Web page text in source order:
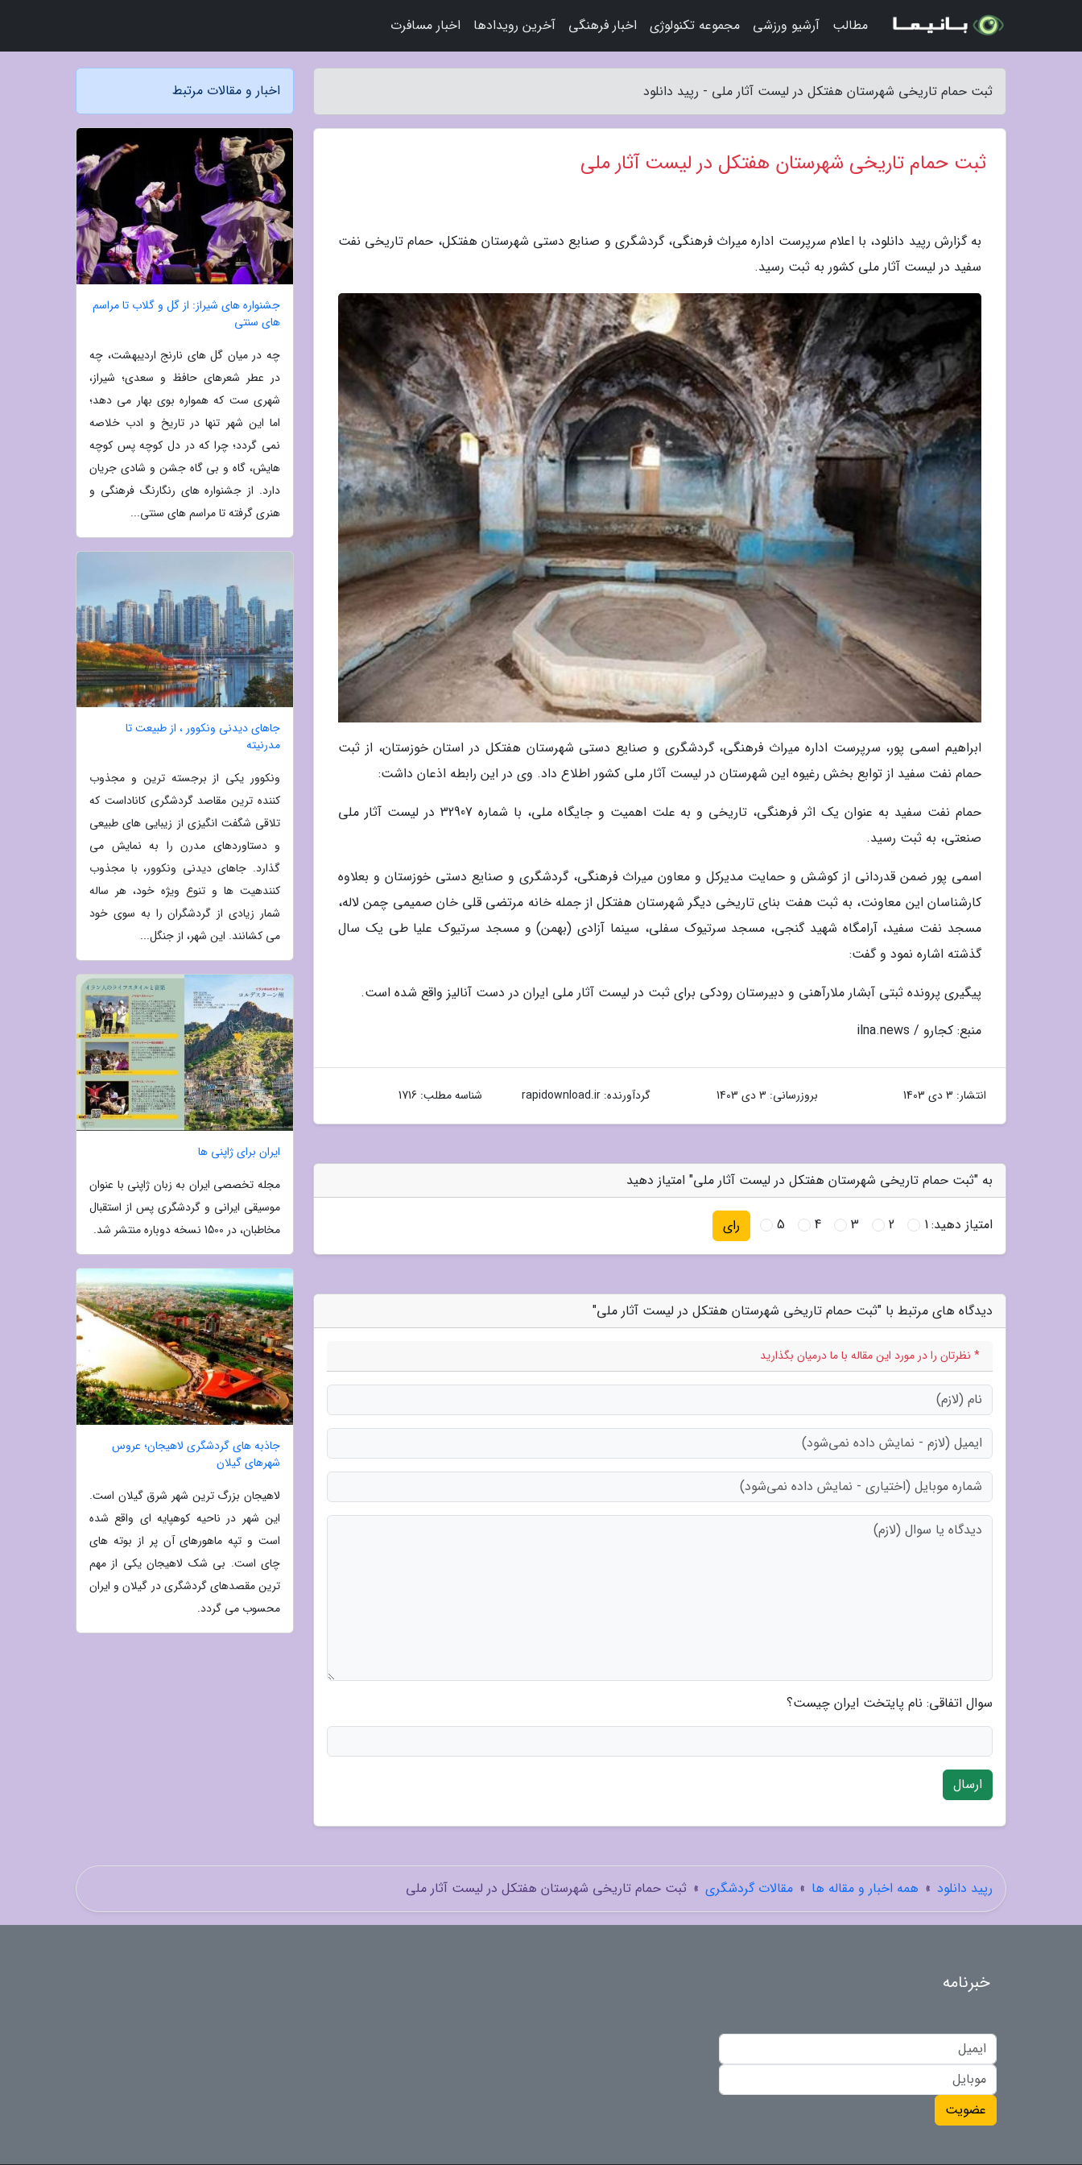
ثبت حمام تاریخی شهرستان هفتکل در لیست آثار ملی - رپید دانلود
ثبت حمام تاریخی شهرستان هفتکل در لیست آثار ملی
به گزارش رپید دانلود، با اعلام سرپرست اداره میراث فرهنگی، گردشگری و صنایع دستی شهرستان هفتکل، حمام تاریخی نفت
سفید در لیست آثار ملی کشور به ثبت رسید.
ابراهیم اسمی پور، سرپرست اداره میراث فرهنگی، گردشگری و صنایع دستی شهرستان هفتکل در استان خوزستان، از ثبت
حمام نفت سفید از توابع بخش رغیوه این شهرستان در لیست آثار ملی کشور اطلاع داد. وی در این رابطه اذعان داشت:
حمام نفت سفید به عنوان یک اثر فرهنگی، تاریخی و به علت اهمیت و جایگاه ملی، با شماره 32907 در لیست آثار ملی
صنعتی، به ثبت رسید.
اسمی پور ضمن قدردانی از کوشش و حمایت مدیرکل و معاون میراث فرهنگی، گردشگری و صنایع دستی خوزستان و بعلاوه
کارشناسان این معاونت، به ثبت هفت بنای تاریخی دیگر شهرستان هفتکل از جمله خانه مرتضی قلی خان صمیمی چمن لاله،
مسجد نفت سفید، آرامگاه شهید گنجی، مسجد سرتیوک سفلی، سینما آزادی (بهمن) و مسجد سرتیوک علیا طی یک سال
گذشته اشاره نمود و گفت:
پیگیری پرونده ثبتی آبشار ملارآهنی و دبیرستان رودکی برای ثبت در لیست آثار ملی ایران در دست آنالیز واقع شده است.
منبع: کجارو / ilna.news
انتشار: 3 دی 1403 بروزرسانی: 3 دی 1403 گردآورنده:rapidownload.ir شناسه مطلب: 1716
به "ثبت حمام تاریخی شهرستان هفتکل در لیست آثار ملی" امتیاز دهید
امتیاز دهید:1
2
3
4
5 رای
دیدگاه های مرتبط با "ثبت حمام تاریخی شهرستان هفتکل در لیست آثار ملی"
* نظرتان را در مورد این مقاله با ما درمیان بگذارید
سوال اتفاقی: نام پایتخت ایران چیست؟
ارسال
اخبار و مقالات مرتبط
جشنواره های شیراز: از گل و گلاب تا مراسم
های سنتی
چه در میان گل های نارنج اردیبهشت، چه
در عطر شعرهای حافظ و سعدی؛ شیراز،
شهری ست که همواره بوی بهار می دهد؛
اما این شهر تنها در تاریخ و ادب خلاصه
نمی گردد؛ چرا که در دل کوچه پس کوچه
هایش، گاه و بی گاه جشن و شادی جریان
دارد. از جشنواره های رنگارنگ فرهنگی و
هنری گرفته تا مراسم های سنتی...
جاهای دیدنی ونکوور ، از طبیعت تا
مدرنیته
ونکوور یکی از برجسته ترین و مجذوب
کننده ترین مقاصد گردشگری کاناداست که
تلاقی شگفت انگیزی از زیبایی های طبیعی
و دستاوردهای مدرن را به نمایش می
گذارد. جاهای دیدنی ونکوور، با مجذوب
کنندهیت ها و تنوع ویژه خود، هر ساله
شمار زیادی از گردشگران را به سوی خود
می کشانند. این شهر، از جنگل...
ایران برای ژاپنی ها
مجله تخصصی ایران به زبان ژاپنی با عنوان
موسیقی ایرانی و گردشگری پس از استقبال
مخاطبان، در 1500 نسخه دوباره منتشر شد.
جاذبه های گردشگری لاهیجان؛ عروس
شهرهای گیلان
لاهیجان بزرگ ترین شهر شرق گیلان است.
این شهر در ناحیه کوهپایه ای واقع شده
است و تپه ماهورهای آن پر از بوته های
چای است. بی شک لاهیجان یکی از مهم
ترین مقصدهای گردشگری در گیلان و ایران
محسوب می گردد.
رپید دانلود » همه اخبار و مقاله ها » مقالات گردشگری » ثبت حمام تاریخی شهرستان هفتکل در لیست آثار ملی
مطالب آرشیو ورزشی مجموعه تکنولوژی اخبار فرهنگی آخرین رویدادها اخبار مسافرت
خبرنامه
عضویت